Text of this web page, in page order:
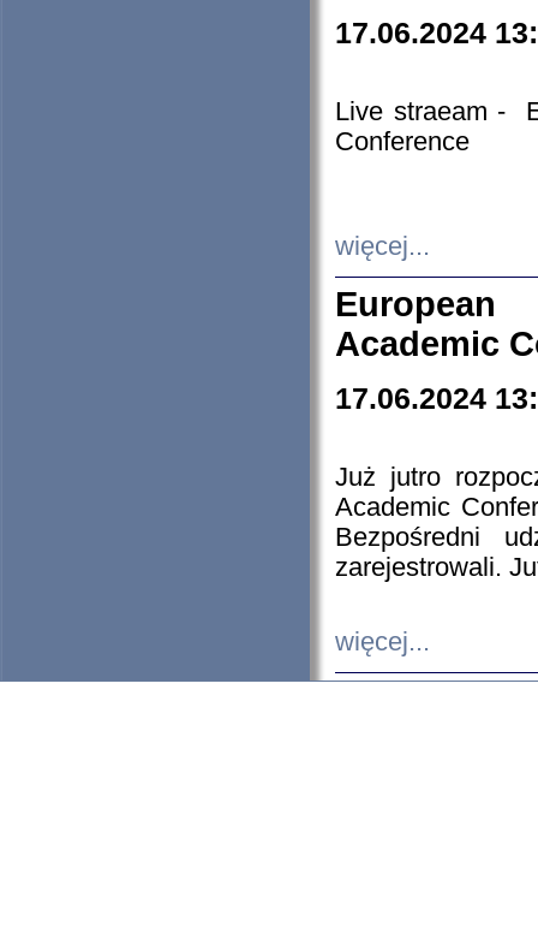
17.06.2024
Live straeam -
Conference
więcej...
European
Academic
17.06.2024
Już jutro
Academic
Bezpośredni
zarejestrowali.
więcej...